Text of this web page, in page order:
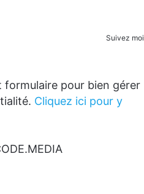
Suivez moi
formulaire pour bien gérer
Cliquez ici pour y